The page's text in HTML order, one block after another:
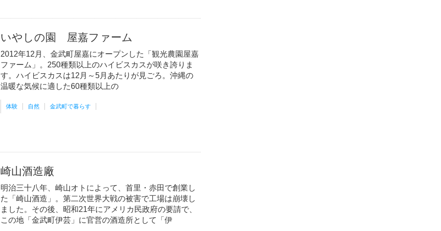
いやしの園 屋嘉ファーム
2012年12月、金武町屋嘉にオープンした「観光農園屋嘉
ファーム」。250種類以上のハイビスカスが咲き誇りま
す。ハイビスカスは12月～5月あたりが見ごろ。沖縄の
温暖な気候に適した60種類以上の
体験 自然 金武町で暮らす
崎山酒造廠
明治三十八年、崎山オトによって、首里・赤田で創業し
た「崎山酒造」。第二次世界大戦の被害で工場は崩壊し
ました。その後、昭和21年にアメリカ民政府の要請で、
この地「金武町伊芸」に官営の酒造所として「伊